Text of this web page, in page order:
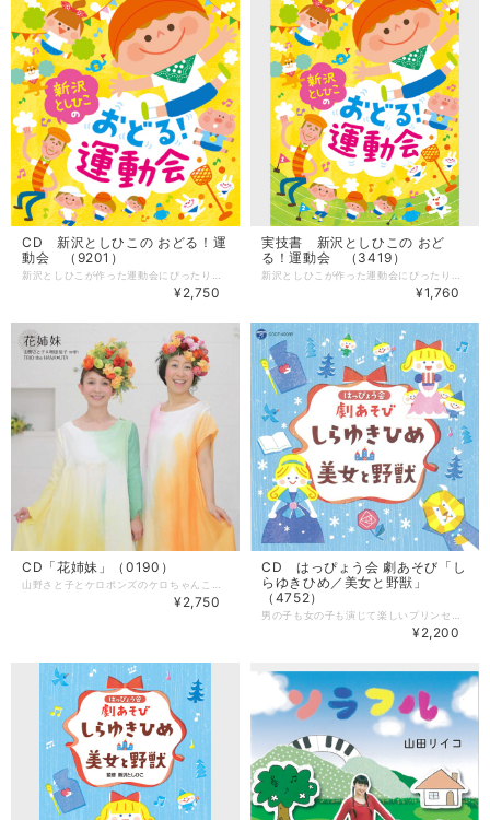
CD 新沢としひこの おどる！運
動会 （9201）
¥2,750
実技書 新沢としひこの おど
る！運動会 （3419）
¥1,760
CD「花姉妹」（0190）
¥2,750
CD はっぴょう会 劇あそび「し
らゆきひめ／美女と野獣」
（4752）
¥2,200